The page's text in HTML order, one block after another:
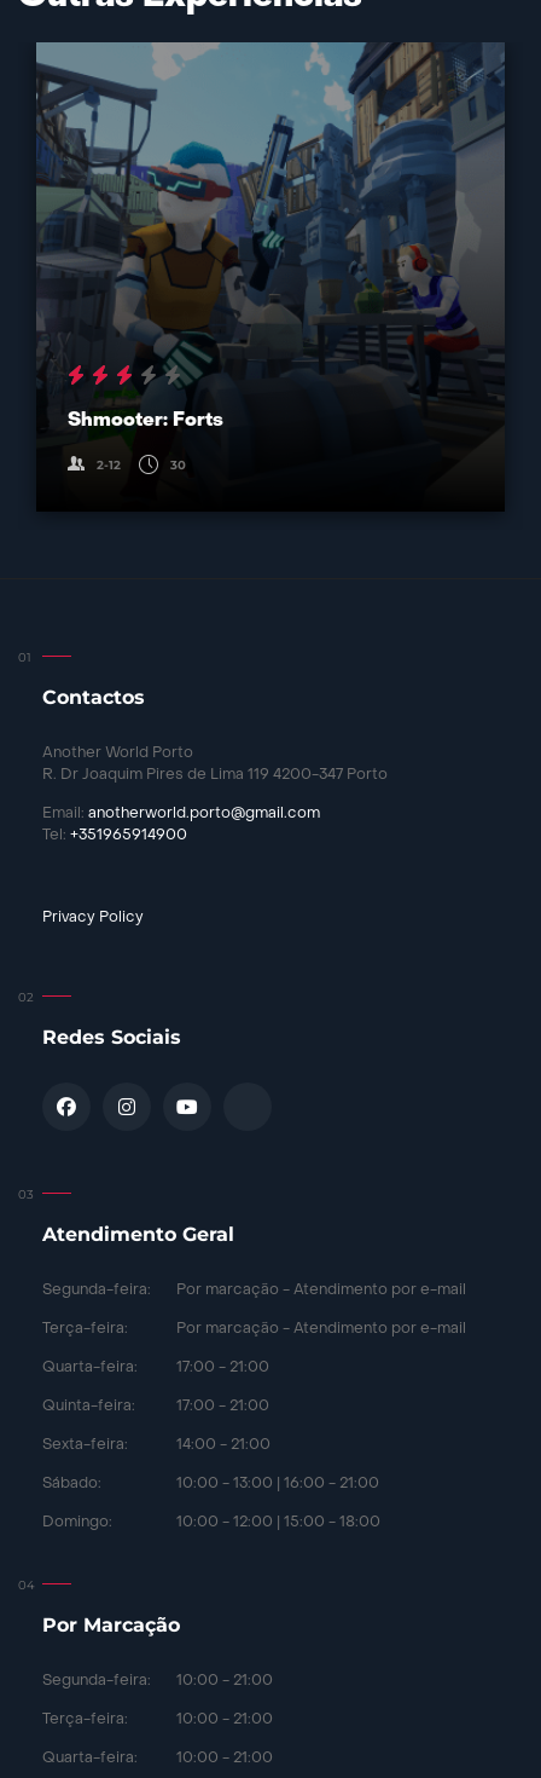
Shmooter: Forts
2-12 30
Contactos
Another World Porto
R. Dr Joaquim Pires de Lima 119 4200-347 Porto
Email: anotherworld.porto@gmail.com
Tel: +351965914900
Privacy Policy
Redes Sociais
Atendimento Geral
Segunda-feira: Por marcação - Atendimento por e-mail
Terça-feira: Por marcação - Atendimento por e-mail
Quarta-feira: 17:00 - 21:00
Quinta-feira: 17:00 - 21:00
Sexta-feira: 14:00 - 21:00
Sábado: 10:00 - 13:00 | 16:00 - 21:00
Domingo: 10:00 - 12:00 | 15:00 - 18:00
Por Marcação
Segunda-feira: 10:00 - 21:00
Terça-feira: 10:00 - 21:00
Quarta-feira: 10:00 - 21:00